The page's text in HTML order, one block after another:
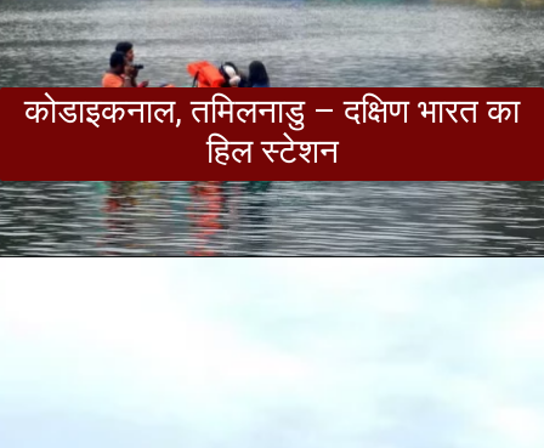
कोडाइकनाल, तमिलनाडु – दक्षिण भारत का
हिल स्टेशन